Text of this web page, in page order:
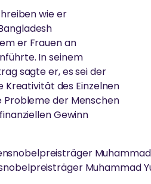
wie er
er Frauen an
In seinem
sagte er, es sei der
Kreativität des Einzelnen
Probleme der Menschen
Gewinn
Muhammad